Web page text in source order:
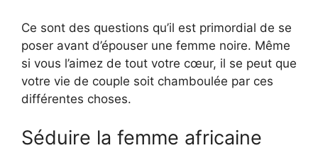
Ce sont des questions qu’il est primordial de se
poser avant d’épouser une femme noire. Même
si vous l’aimez de tout votre cœur, il se peut que
votre vie de couple soit chamboulée par ces
différentes choses.
Séduire la femme africaine